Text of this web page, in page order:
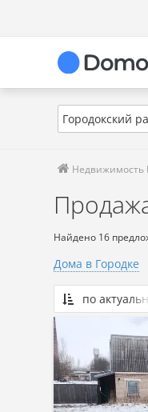
Городокский
Недвижимость
Найдено 16
Дома в Городке
по
По
Сначала
Сначала
По
малая